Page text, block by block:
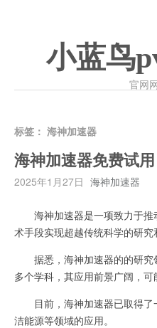
小蓝鸟
官网
标签： 海神加速器
海神加速器免费试用
2025年1月27日 海神加速器
海神加速器是一项致力于推
术手段实现超越传统科学的研究
据悉，海神加速器的的研究
多个学科，其应用前景广阔，可
目前，海神加速器已取得了
洁能源等领域的应用。